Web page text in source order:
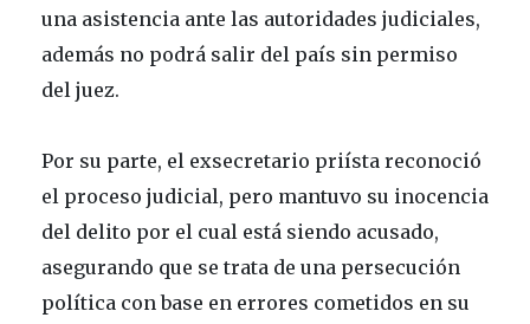
una asistencia ante las autoridades judiciales,
además no podrá salir del país sin permiso
del juez.
Por su parte, el exsecretario priísta reconoció
el proceso judicial, pero mantuvo su inocencia
del delito por el cual está siendo acusado,
asegurando que se trata de una persecución
política con base en errores cometidos en su